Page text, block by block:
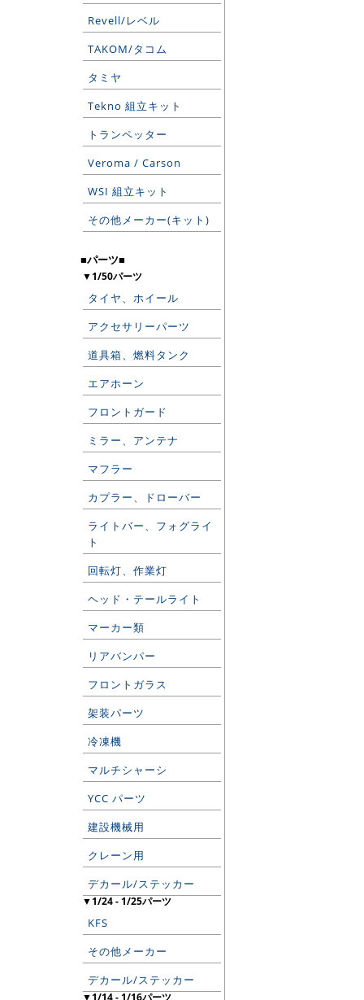
Revell/レベル
TAKOM/タコム
タミヤ
Tekno 組立キット
トランペッター
Veroma / Carson
WSI 組立キット
その他メーカー(キット)
■パーツ■
▼1/50パーツ
タイヤ、ホイール
アクセサリーパーツ
道具箱、燃料タンク
エアホーン
フロントガード
ミラー、アンテナ
マフラー
カプラー、ドローバー
ライトバー、フォグライ
ト
回転灯、作業灯
ヘッド・テールライト
マーカー類
リアバンパー
フロントガラス
架装パーツ
冷凍機
マルチシャーシ
YCC パーツ
建設機械用
クレーン用
デカール/ステッカー
▼1/24 - 1/25パーツ
KFS
その他メーカー
デカール/ステッカー
▼1/14 - 1/16パーツ